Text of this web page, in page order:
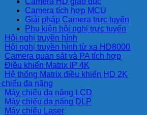
Camera tích hợp MCU
Giải pháp Camera trực tuyến
Phụ kiện hội nghị trực tuyến
Hội nghị truyền hình
Hội nghị truyền hình từ xa HD8000
Camera quan sát và PA tích hợp
Điều khiển Matrix IP 4K
Hệ thống Matrix điều khiển HD 2K
chiếu đa năng
Máy chiếu đa năng LCD
Máy chiếu đa năng DLP
Máy chiếu Laser